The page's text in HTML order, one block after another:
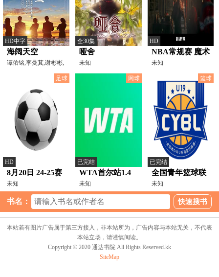
HD中字
海阔天空
谭佑铭,李曼萁,谢彬彬,
唐甜,杨翌,屠夏岩,李
全30集
哑舍
未知
HD
NBA常规赛 魔术
VS开拓者
未知
足球
HD
8月20日 24-25赛
季西甲第1轮 比
利亚雷亚尔VS马
德里竞技
未知
网球
已完结
WTA首尔站1.4
决赛及半决赛 拉
门斯0-2西尼亚科
娃20250920
未知
篮球
已完结
全国青年篮球联
赛 新疆广汇60-
88上海久事
20260805
未知
书名：
本站若有图片广告属于第三方接入，非本站所为，广告内容与本站无关，不代表
本站立场，请谨慎阅读。
Copyright © 2020 通达书院 All Rights Reserved.kk
SiteMap